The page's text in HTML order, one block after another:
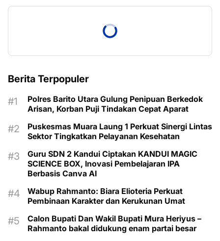
Berita Terpopuler
Polres Barito Utara Gulung Penipuan Berkedok
Arisan, Korban Puji Tindakan Cepat Aparat
Puskesmas Muara Laung 1 Perkuat Sinergi Lintas
Sektor Tingkatkan Pelayanan Kesehatan
Guru SDN 2 Kandui Ciptakan KANDUI MAGIC
SCIENCE BOX, Inovasi Pembelajaran IPA
Berbasis Canva AI
Wabup Rahmanto: Biara Elioteria Perkuat
Pembinaan Karakter dan Kerukunan Umat
Calon Bupati Dan Wakil Bupati Mura Heriyus –
Rahmanto bakal didukung enam partai besar